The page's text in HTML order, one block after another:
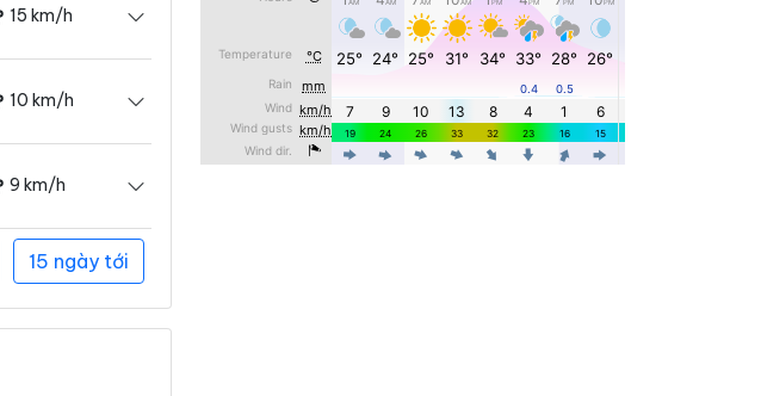
15 km/h
10 km/h
9 km/h
15 ngày tới